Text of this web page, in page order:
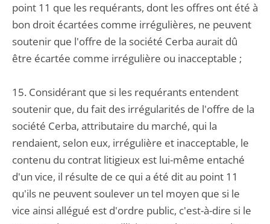
point 11 que les requérants, dont les offres ont été à
bon droit écartées comme irrégulières, ne peuvent
soutenir que l'offre de la société Cerba aurait dû
être écartée comme irrégulière ou inacceptable ;
15. Considérant que si les requérants entendent
soutenir que, du fait des irrégularités de l'offre de la
société Cerba, attributaire du marché, qui la
rendaient, selon eux, irrégulière et inacceptable, le
contenu du contrat litigieux est lui-même entaché
d'un vice, il résulte de ce qui a été dit au point 11
qu'ils ne peuvent soulever un tel moyen que si le
vice ainsi allégué est d'ordre public, c'est-à-dire si le